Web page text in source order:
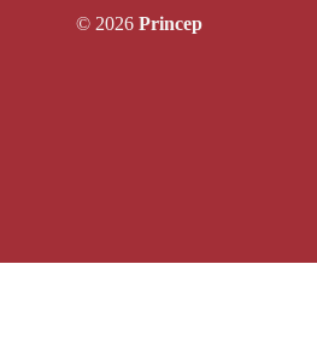
© 2026 Princep